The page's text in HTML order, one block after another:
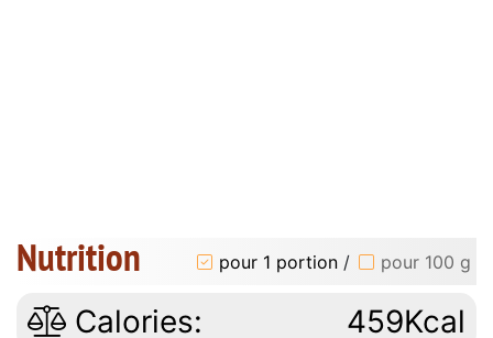
Nutrition pour 1 portion / pour 100 g
Calories: 459Kcal